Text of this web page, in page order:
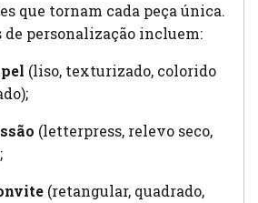
que tornam cada peça única.
de personalização incluem:
(liso, texturizado, colorido
(letterpress, relevo seco,
(retangular, quadrado,